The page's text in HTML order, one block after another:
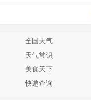
全国天气
天气常识
美食天下
快递查询